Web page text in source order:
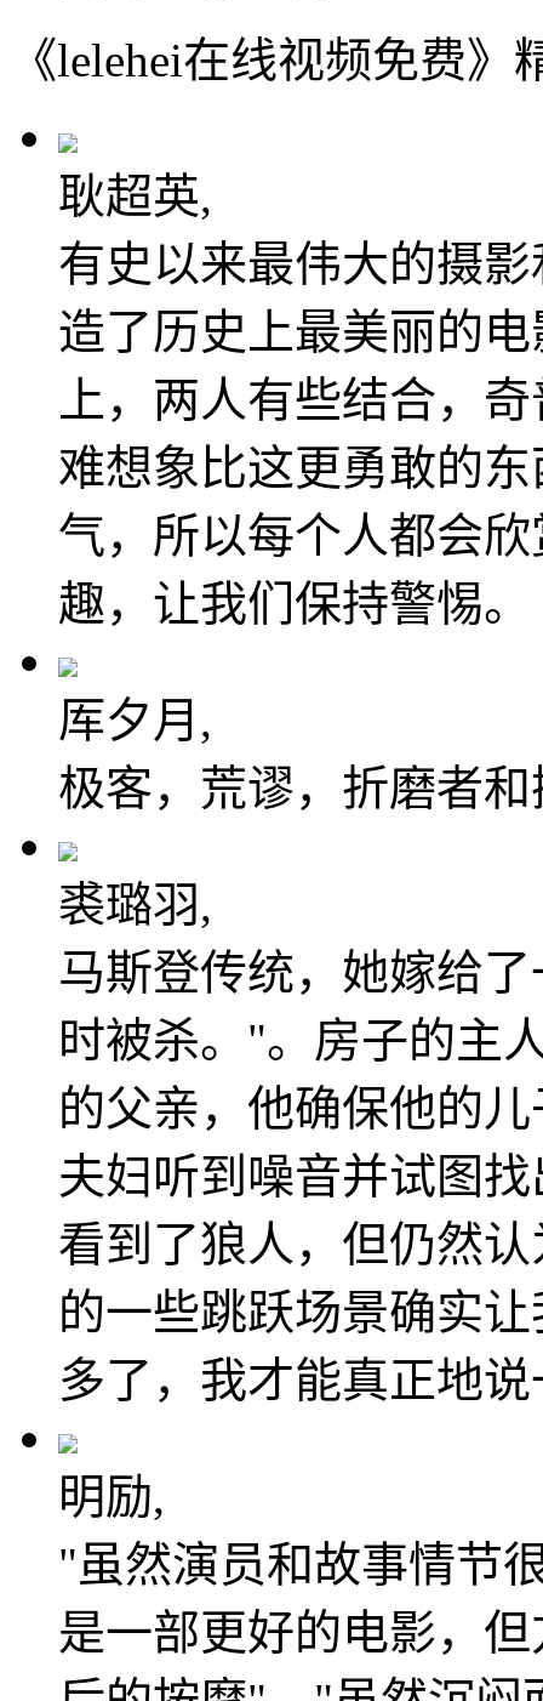
《lelehei在线视频免费》
耿超英,
有史以来最伟大的摄
造了历史上最美丽的
上，两人有些结合，
难想象比这更勇敢的
气，所以每个人都会
趣，让我们保持警惕。
厍夕月,
极客，荒谬，折磨者
裘璐羽,
马斯登传统，她嫁给
时被杀。"。房子的主
的父亲，他确保他的
夫妇听到噪音并试图
看到了狼人，但仍然
的一些跳跃场景确实
多了，我才能真正地
明励,
"虽然演员和故事情节
是一部更好的电影，